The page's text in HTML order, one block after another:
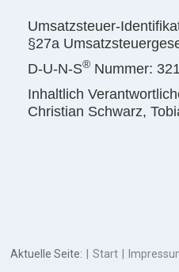
Umsatzsteuer-
§27a
D-U-N-S® Nummer:
Inhaltlich
Christian Schwarz,
Aktuelle Seite: Start